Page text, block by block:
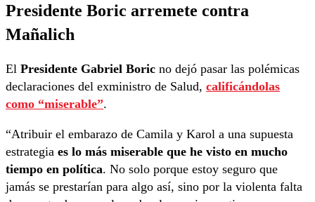
Presidente Boric arremete contra
Mañalich
El Presidente Gabriel Boric no dejó pasar las polémicas
declaraciones del exministro de Salud, calificándolas
como “miserable”.
“Atribuir el embarazo de Camila y Karol a una supuesta
estrategia es lo más miserable que he visto en mucho
tiempo en política. No solo porque estoy seguro que
jamás se prestarían para algo así, sino por la violenta falta